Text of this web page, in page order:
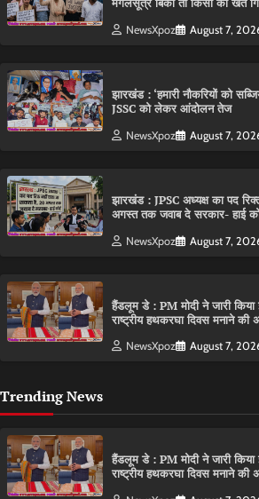
NewsXpoz August 7,
झारखंड : ‘हमारी नौकरियों को
JSSC को लेकर आंदोलन तेज
NewsXpoz August 7,
झारखंड : JPSC अध्यक्ष का पद
अगस्त तक जवाब दे सरकार- हाई
NewsXpoz August 7,
हैंडलूम डे : PM मोदी ने जारी
राष्ट्रीय हथकरघा दिवस मनाने की
NewsXpoz August 7,
Trending News
हैंडलूम डे : PM मोदी ने जारी
राष्ट्रीय हथकरघा दिवस मनाने की